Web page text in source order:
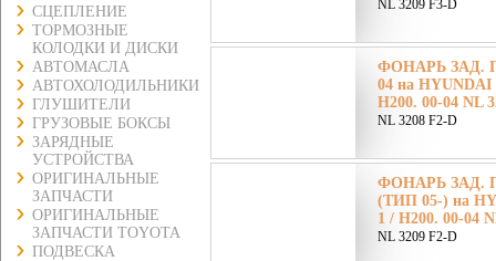
СЦЕПЛЕНИЕ
ТОРМОЗНЫЕ
КОЛОДКИ И ДИСКИ
АВТОМАСЛА
АВТОХОЛОДИЛЬНИКИ
ГЛУШИТЕЛИ
ГРУЗОВЫЕ БОКСЫ
ЗАРЯДНЫЕ
УСТРОЙСТВА
ОРИГИНАЛЬНЫЕ
ЗАПЧАСТИ
ОРИГИНАЛЬНЫЕ
ЗАПЧАСТИ TOYOTA
ПОДВЕСКА
NL 3209 F3-D
ФОНАРЬ ЗАД.
04 на HYUNDAI
H200. 00-04 NL
NL 3208 F2-D
ФОНАРЬ ЗАД.
(ТИП 05-) на
1 / H200. 00-04
NL 3209 F2-D